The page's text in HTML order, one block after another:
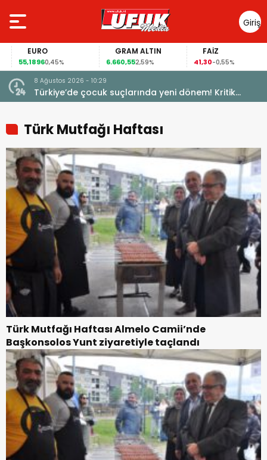
Giriş
Yap
EURO
55,18960,45%
GRAM ALTIN
6.660,552,59%
FAİZ
41,30-0,55%
8 Ağustos 2026 - 10:29
Türkiye’de çocuk suçlarında yeni dönem! Kritik
maddeler kabul edildi
Türk Mutfağı Haftası
Türk Mutfağı Haftası Almelo Camii’nde
Başkonsolos Yunt ziyaretiyle taçlandı